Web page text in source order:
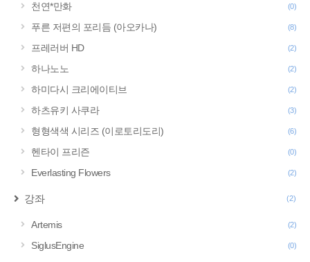
천연*만화 (0)
푸른 저편의 포리듬 (아오카나) (8)
프레러버 HD (2)
하나노노 (2)
하미다시 크리에이티브 (2)
하츠유키 사쿠라 (3)
형형색색 시리즈 (이로토리도리) (6)
헨타이 프리즌 (0)
Everlasting Flowers (2)
강좌 (2)
Artemis (2)
SiglusEngine (0)